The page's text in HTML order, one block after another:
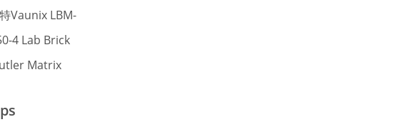
Vaunix LBM-
4 Lab Brick
Matrix